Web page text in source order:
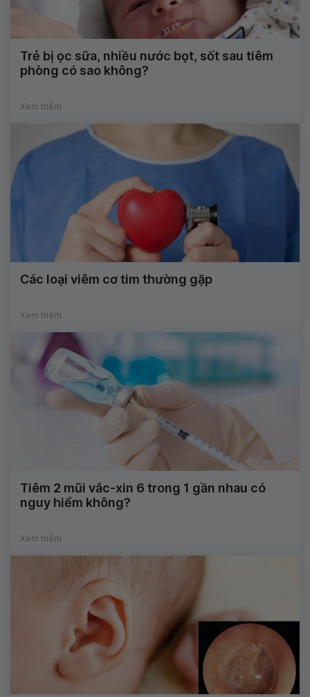
Trẻ bị ọc sữa, nhiều nước bọt, sốt sau tiêm
phòng có sao không?
Xem thêm
Các loại viêm cơ tim thường gặp
Xem thêm
Tiêm 2 mũi vắc-xin 6 trong 1 gần nhau có
nguy hiểm không?
Xem thêm